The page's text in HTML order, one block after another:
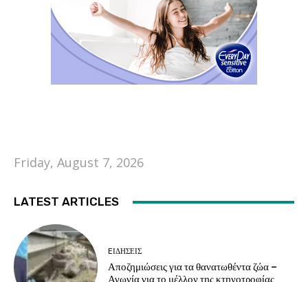
Friday, August 7, 2026
LATEST ARTICLES
EΙΔΗΣΕΙΣ
Αποζημιώσεις για τα θανατωθέντα ζώα –
Αγωνία για το μέλλον της κτηνοτροφίας